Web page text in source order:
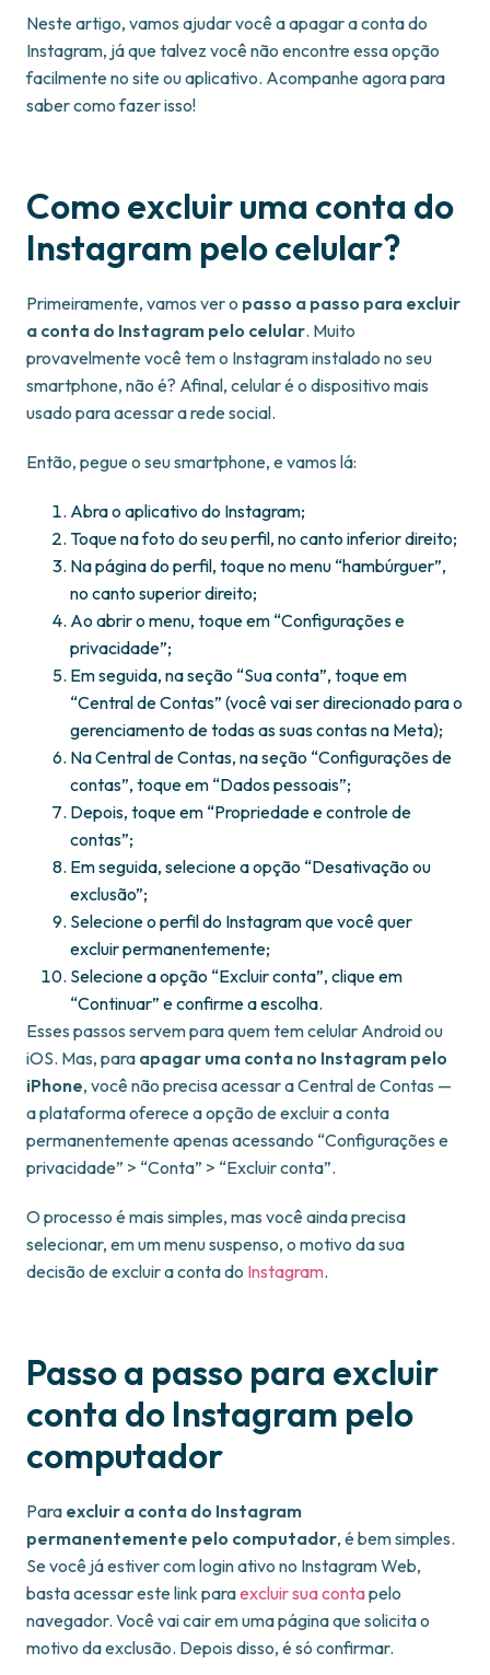
Neste artigo, vamos ajudar você a apagar a conta do
Instagram, já que talvez você não encontre essa opção
facilmente no site ou aplicativo. Acompanhe agora para
saber como fazer isso!
Como excluir uma conta do
Instagram pelo celular?
Primeiramente, vamos ver o passo a passo para excluir
a conta do Instagram pelo celular. Muito
provavelmente você tem o Instagram instalado no seu
smartphone, não é? Afinal, celular é o dispositivo mais
usado para acessar a rede social.
Então, pegue o seu smartphone, e vamos lá:
Abra o aplicativo do Instagram;
Toque na foto do seu perfil, no canto inferior direito;
Na página do perfil, toque no menu “hambúrguer”,
no canto superior direito;
Ao abrir o menu, toque em “Configurações e
privacidade”;
Em seguida, na seção “Sua conta”, toque em
“Central de Contas” (você vai ser direcionado para o
gerenciamento de todas as suas contas na Meta);
Na Central de Contas, na seção “Configurações de
contas”, toque em “Dados pessoais”;
Depois, toque em “Propriedade e controle de
contas”;
Em seguida, selecione a opção “Desativação ou
exclusão”;
Selecione o perfil do Instagram que você quer
excluir permanentemente;
Selecione a opção “Excluir conta”, clique em
“Continuar” e confirme a escolha.
Esses passos servem para quem tem celular Android ou
iOS. Mas, para apagar uma conta no Instagram pelo
iPhone, você não precisa acessar a Central de Contas —
a plataforma oferece a opção de excluir a conta
permanentemente apenas acessando “Configurações e
privacidade” > “Conta” > “Excluir conta”.
O processo é mais simples, mas você ainda precisa
selecionar, em um menu suspenso, o motivo da sua
decisão de excluir a conta do Instagram.
Passo a passo para excluir
conta do Instagram pelo
computador
Para excluir a conta do Instagram
permanentemente pelo computador, é bem simples.
Se você já estiver com login ativo no Instagram Web,
basta acessar este link paraexcluir sua contapelo
navegador. Você vai cair em uma página que solicita o
motivo da exclusão. Depois disso, é só confirmar.